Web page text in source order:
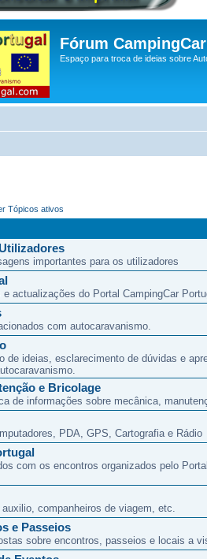
Fórum
Espaço para troca de ideias sobre
Tópicos ativos
importantes para os utilizadores
e actualizações do Portal CampingCar
com autocaravanismo.
de ideias, esclarecimento de dúvidas e
e Bricolage
de informações sobre mecânica,
PDA, GPS, Cartografia e Rádio
com os encontros organizados pelo
companheiros de viagem, etc.
e Passeios
sobre encontros, passeios e locais a